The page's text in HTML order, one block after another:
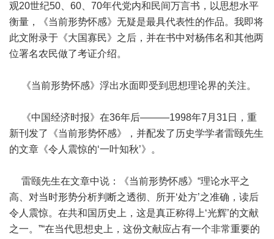
观20世纪50、60、70年代党内和民间万言书，以思想水平
衡量，《当前形势怀感》无疑是最具代表性的作品。我即将
此文附录于《大国寡民》之后，并在书中对杨伟名和其他两
位署名农民做了考证介绍。
《当前形势怀感》浮出水面即受到思想理论界的关注。
《中国经济时报》在36年后———1998年7月31日，重
新刊发了《当前形势怀感》，并配发了历史学学者雷颐先生
的文章《令人震惊的‘一叶知秋’》。
雷颐先生在文章中说：《当前形势怀感》“理论水平之
高、对当时形势分析判断之透彻、所开‘处方’之准确，读后
令人震惊。在共和国历史上，这是真正称得上‘光辉’的文献
之一。”“在当代思想史上，这份文献应占有一个非常重要的